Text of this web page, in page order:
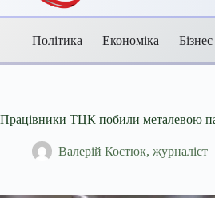
Політика Економіка Бізнес
Працівники ТЦК побили металевою
Валерій Костюк, журналіст